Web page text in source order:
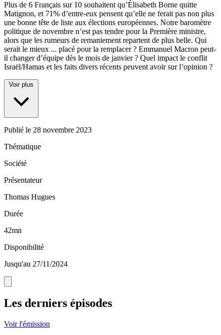
Plus de 6 Français sur 10 souhaitent qu’Élisabeth Borne quitte
Matignon, et 71% d’entre-eux pensent qu’elle ne ferait pas non plus
une bonne tête de liste aux élections européennes. Notre baromètre
politique de novembre n’est pas tendre pour la Première ministre,
alors que les rumeurs de remaniement repartent de plus belle. Qui
serait le mieux ... placé pour la remplacer ? Emmanuel Macron peut-
il changer d’équipe dès le mois de janvier ? Quel impact le conflit
Israël/Hamas et les faits divers récents peuvent avoir sur l’opinion ?
Voir plus
Publié le 28 novembre 2023
Thématique
Société
Présentateur
Thomas Hugues
Durée
42mn
Disponibilité
Jusqu'au 27/11/2024
Les derniers épisodes
Voir l'émission